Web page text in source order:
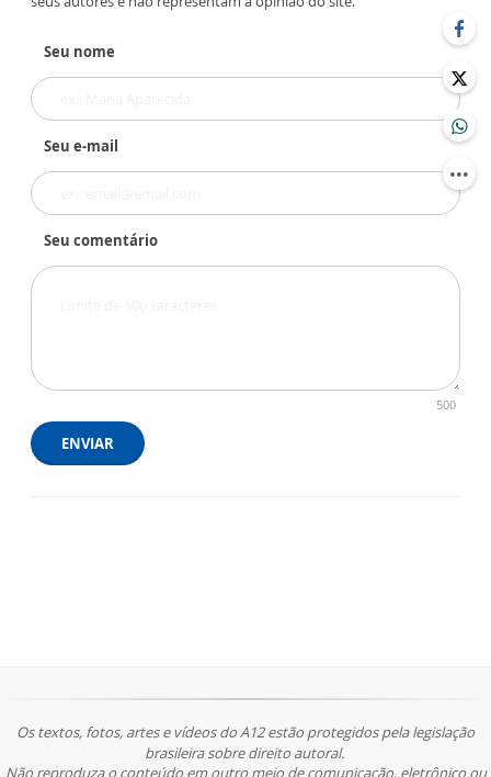
Seu nome
Seu e-mail
Seu comentário
500
ENVIAR
Os textos, fotos, artes e vídeos do A12 estão protegidos pela legislação
brasileira sobre direito autoral.
Não reproduza o conteúdo em outro meio de comunicação, eletrônico ou